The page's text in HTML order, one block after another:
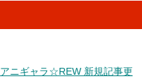
アニギャラ☆REW 新規記事更